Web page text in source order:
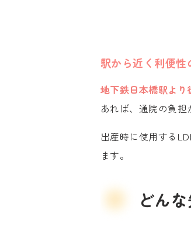
駅から近く 利便性
地下鉄日本橋駅よ
あれば、通院の負
出産時に使用する
ます。
どん